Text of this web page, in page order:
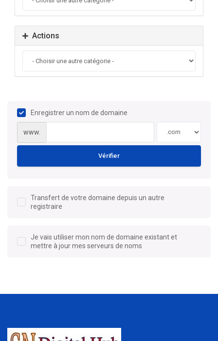
Actions
Enregistrer un nom de domaine
www.
Vérifier
Transfert de votre domaine depuis un autre
registraire
Je vais utiliser mon nom de domaine existant et
mettre à jour mes serveurs de noms